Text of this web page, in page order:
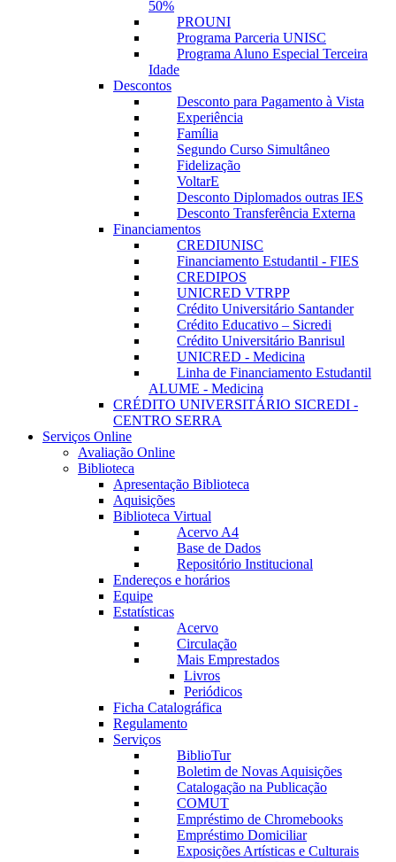
50%
PROUNI
Programa Parceria UNISC
Programa Aluno Especial Terceira
Idade
Descontos
Desconto para Pagamento à Vista
Experiência
Família
Segundo Curso Simultâneo
Fidelização
VoltarE
Desconto Diplomados outras IES
Desconto Transferência Externa
Financiamentos
CREDIUNISC
Financiamento Estudantil - FIES
CREDIPOS
UNICRED VTRPP
Crédito Universitário Santander
Crédito Educativo – Sicredi
Crédito Universitário Banrisul
UNICRED - Medicina
Linha de Financiamento Estudantil
ALUME - Medicina
CRÉDITO UNIVERSITÁRIO SICREDI -
CENTRO SERRA
Serviços Online
Avaliação Online
Biblioteca
Apresentação Biblioteca
Aquisições
Biblioteca Virtual
Acervo A4
Base de Dados
Repositório Institucional
Endereços e horários
Equipe
Estatísticas
Acervo
Circulação
Mais Emprestados
Livros
Periódicos
Ficha Catalográfica
Regulamento
Serviços
BiblioTur
Boletim de Novas Aquisições
Catalogação na Publicação
COMUT
Empréstimo de Chromebooks
Empréstimo Domiciliar
Exposições Artísticas e Culturais